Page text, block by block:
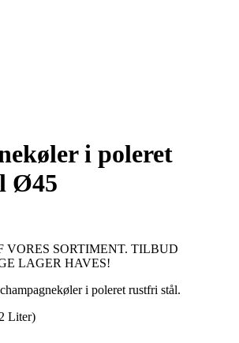
i poleret
Ø45
VORES SORTIMENT. TILBUD
LAGER HAVES!
i poleret rustfri stål.
Liter)